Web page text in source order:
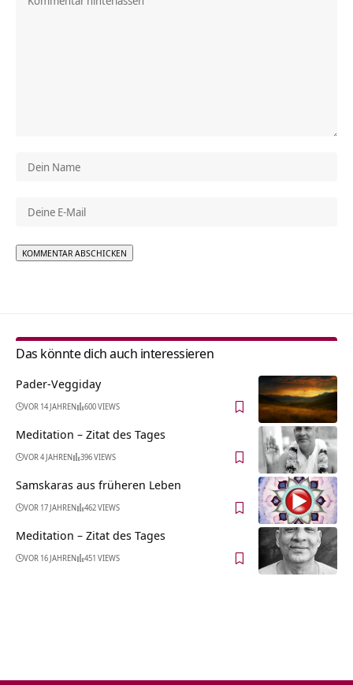
Das könnte dich auch interessieren
Pader-Veggiday
VOR 14 JAHREN 600 VIEWS
Meditation – Zitat des Tages
VOR 4 JAHREN 396 VIEWS
Samskaras aus früheren Leben
VOR 17 JAHREN 462 VIEWS
Meditation – Zitat des Tages
VOR 16 JAHREN 451 VIEWS